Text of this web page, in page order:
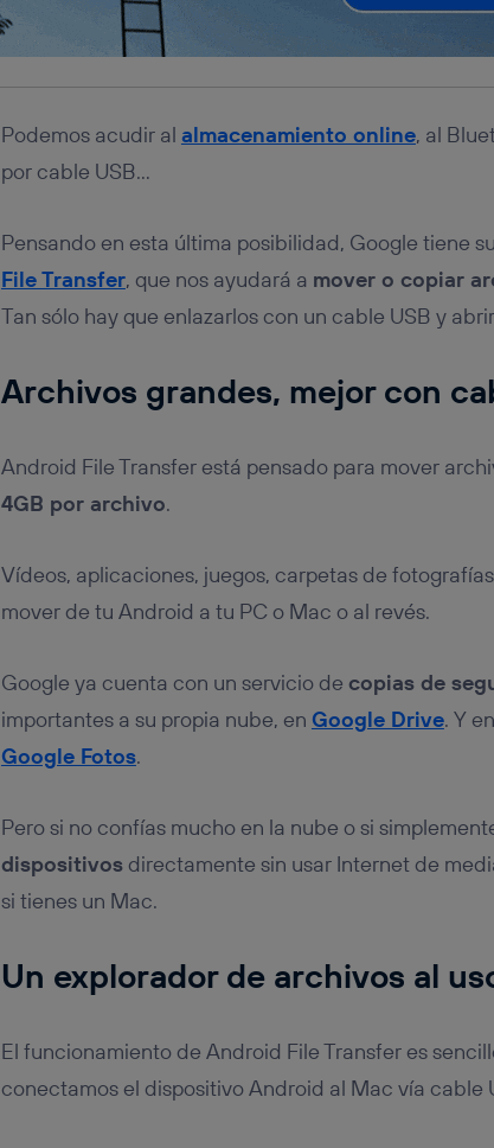
Podemos acudir al almacenamiento online, al
por cable USB…
Pensando en esta última posibilidad, Google tiene
File Transfer, que nos ayudará a mover o copiar
Tan sólo hay que enlazarlos con un cable USB y
Archivos grandes, mejor con
Android File Transfer está pensado para mover
4GB por archivo.
Vídeos, aplicaciones, juegos, carpetas de
mover de tu Android a tu PC o Mac o al revés.
Google ya cuenta con un servicio de copias de
importantes a su propia nube, en Google Drive. Y
Google Fotos.
Pero si no confías mucho en la nube o si
dispositivosdirectamente sin usar Internet de
si tienes un Mac.
Un explorador de archivos al
El funcionamiento de Android File Transfer es
conectamos el dispositivo Android al Mac vía cable